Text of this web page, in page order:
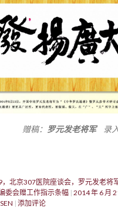
赠稿： 罗元发老将军录入
北京307医院座谈会，罗元发老将
委会赠工作指示条幅 2014 年 6 月
添加评论